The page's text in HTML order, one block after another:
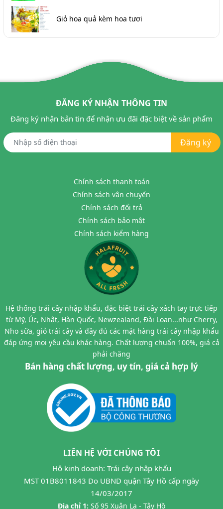
Giỏ hoa quả kèm hoa tươi
ĐĂNG KÝ NHẬN THÔNG TIN
Đăng ký nhận bản tin để nhận ưu đãi đặc biệt về sản phẩm
Đăng ký
Chính sách thanh toán
Chính sách vận chuyển
Chính sách đổi trả
Chính sách bảo mật
Chính sách kiểm hàng
Hệ thống trái cây nhập khẩu, đặc biệt trái cây xách tay trực tiếp
từ Mỹ, Úc, Nhật, Hàn Quốc, Newzealand, Đài Loan...như Cherry,
Nho sữa, giỏ trái cây và đầy đủ các mặt hàng trái cây nhập khẩu
đáp ứng mọi yêu cầu khác hàng. Chất lượng chuẩn 100%, giá cả
phải chăng
Bán hàng chất lượng, uy tín, giá cả hợp lý
LIÊN HỆ VỚI CHÚNG TÔI
Hộ kinh doanh: Trái cây nhập khẩu
MST 01B8011843 Do UBND quận Tây Hồ cấp ngày
14/03/2017
Địa chỉ 1: Số 95 Xuân La - Tây Hồ